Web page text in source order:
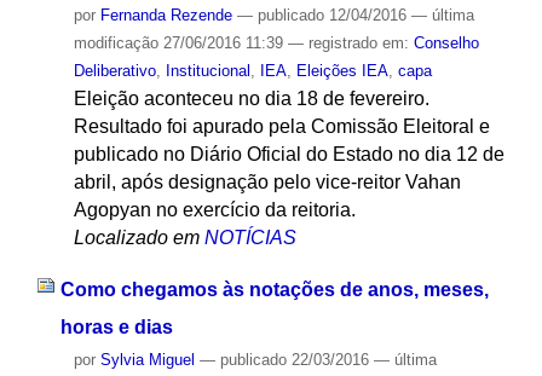
por Fernanda Rezende — publicado12/04/2016 — última
modificação27/06/2016 11:39 — registrado em: Conselho
Deliberativo, Institucional , IEA, Eleições IEA, capa
Eleição aconteceu no dia 18 de fevereiro.
Resultado foi apurado pela Comissão Eleitoral e
publicado no Diário Oficial do Estado no dia 12 de
abril, após designação pelo vice-reitor Vahan
Agopyan no exercício da reitoria.
Localizado em NOTÍCIAS
Como chegamos às notações de anos, meses,
horas e dias
por Sylvia Miguel — publicado22/03/2016 — última